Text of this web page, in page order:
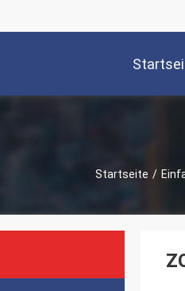
Startseite /